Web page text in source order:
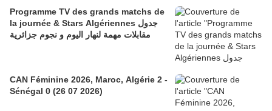
Programme TV des grands matchs de
la journée & Stars Algériennes جدول
مقابلات مهمة لنهار اليوم و نجوم جزائرية
CAN Féminine 2026, Maroc, Algérie 2 -
Sénégal 0 (26 07 2026)